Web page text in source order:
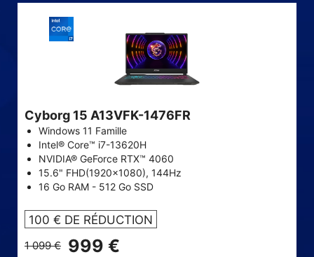
Cyborg 15 A13VFK-1476FR
Windows 11 Famille
Intel® Core™ i7-13620H
NVIDIA® GeForce RTX™ 4060
15.6" FHD(1920x1080), 144Hz
16 Go RAM - 512 Go SSD
100 € DE RÉDUCTION
1 099 € 999 €